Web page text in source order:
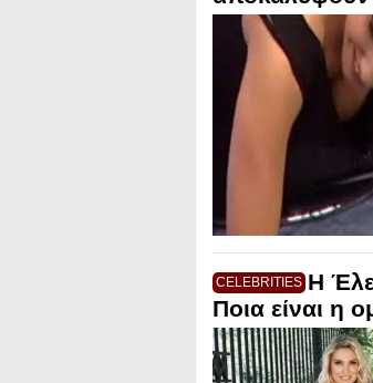
CELEBRITIES Η
Ποια είναι η